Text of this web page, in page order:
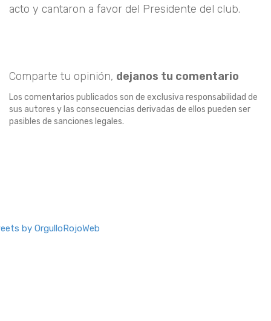
acto y cantaron a favor del Presidente del club.
Comparte tu opinión, dejanos tu comentario
Los comentarios publicados son de exclusiva responsabilidad de
sus autores y las consecuencias derivadas de ellos pueden ser
pasibles de sanciones legales.
by OrgulloRojoWeb